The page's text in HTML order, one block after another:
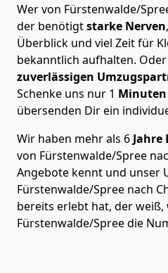
Wer von Fürstenwalde/
der benötigtstarke Nerven
Überblick und viel Zeit für
bekanntlich aufhalten.
zuverlässigen
Schenke uns nur 1 Minuten
übersenden Dir ein
Wir haben mehr als 6 Jahre
von Fürstenwalde/Spree
Angebote kennt und unser
Fürstenwalde/Spree nach
bereits erlebt hat, der
Fürstenwalde/Spree die